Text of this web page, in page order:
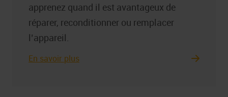
apprenez quand il est avantageux de
réparer, reconditionner ou remplacer
l’appareil.
En savoir plus